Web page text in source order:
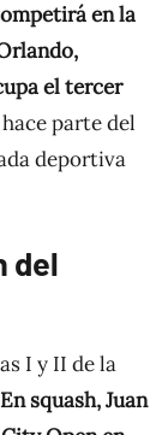
en la
el tercer
parte del
deportiva
del
I y II de la
En squash, Juan